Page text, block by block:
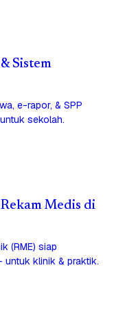
Sistem
e-rapor, & SPP
sekolah.
Medis di
(RME) siap
untuk klinik & praktik.